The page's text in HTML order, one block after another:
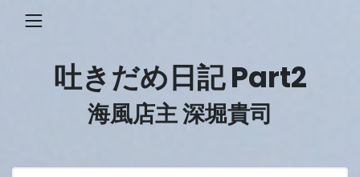
吐きだめ日記 Part2
海風店主 深堀貴司